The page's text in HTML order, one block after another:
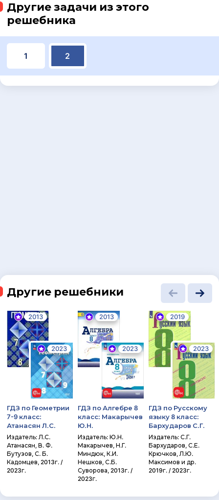
Другие задачи из этого
решебника
1 2
Другие решебники
2013
2023
ГДЗ по Геометрии
7-9 класс:
Атанасян Л.С.
Издатель: Л.С.
Атанасян, В. Ф.
Бутузов, С. Б.
Кадомцев, 2013г. /
2023г.
2013
2023
ГДЗ по Алгебре 8
класс: Макарычев
Ю.Н.
Издатель: Ю.Н.
Макарычев, Н.Г.
Миндюк, К.И.
Нешков, С.Б.
Суворова, 2013г. /
2023г.
2019
2023
ГДЗ по Русскому
языку 8 класс:
Бархударов С.Г.
Издатель: С.Г.
Бархударов, С.Е.
Крючков, Л.Ю.
Максимов и др.
2019г. / 2023г.